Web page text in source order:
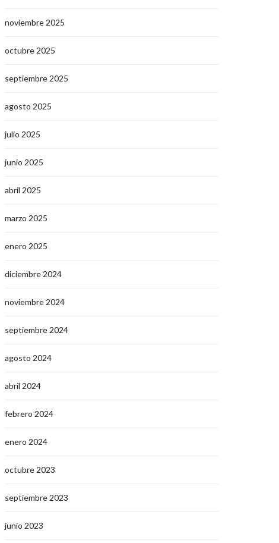
noviembre 2025
octubre 2025
septiembre 2025
agosto 2025
julio 2025
junio 2025
abril 2025
marzo 2025
enero 2025
diciembre 2024
noviembre 2024
septiembre 2024
agosto 2024
abril 2024
febrero 2024
enero 2024
octubre 2023
septiembre 2023
junio 2023